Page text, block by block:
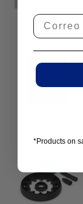
*Products on